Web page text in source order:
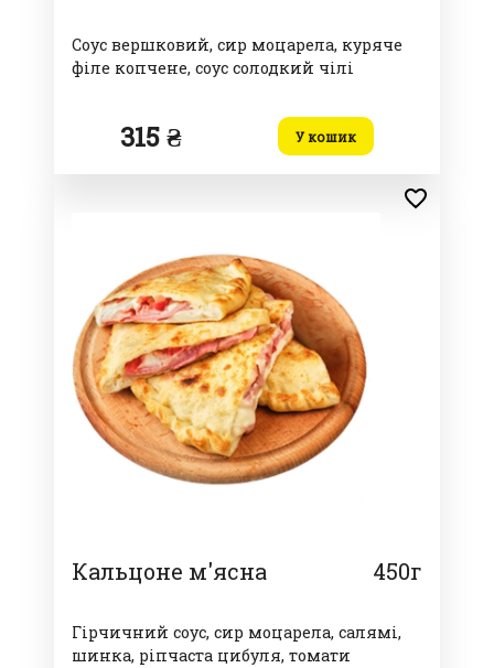
Соус вершковий, сир моцарела, куряче
філе копчене, соус солодкий чілі
315 ₴ У кошик
Кальцоне м'ясна 450г
Гірчичний соус, сир моцарела, салямі,
шинка, ріпчаста цибуля, томати